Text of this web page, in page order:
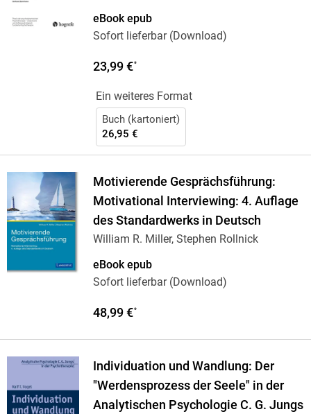
eBook epub
Sofort lieferbar (Download)
23,99 €*
Ein weiteres Format
Buch (kartoniert)
26,95 €
Motivierende Gesprächsführung:
Motivational Interviewing: 4. Auflage
des Standardwerks in Deutsch
William R. Miller, Stephen Rollnick
eBook epub
Sofort lieferbar (Download)
48,99 €*
Individuation und Wandlung: Der
"Werdensprozess der Seele" in der
Analytischen Psychologie C. G. Jungs